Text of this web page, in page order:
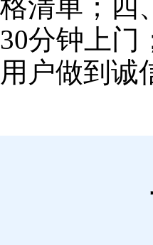
格清单；四
30分钟上门
用户做到诚